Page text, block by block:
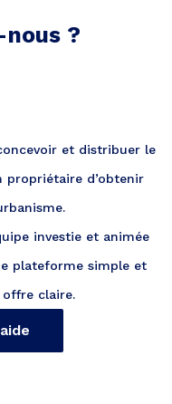
?
et distribuer le
propriétaire d’obtenir
investie et animée
plateforme simple et
claire.